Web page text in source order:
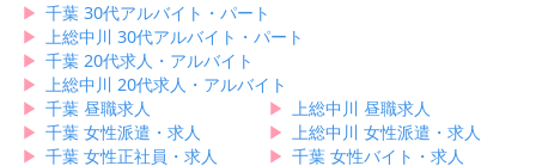
▶︎ 千葉 30代アルバイト・パート
▶︎ 上総中川 30代アルバイト・パート
▶︎ 千葉 20代求人・アルバイト
▶︎ 上総中川 20代求人・アルバイト
▶︎ 千葉 昼職求人 ▶︎ 上総中川 昼職求人
▶︎ 千葉 女性派遣・求人 ▶︎ 上総中川 女性派遣・求人
▶︎ 千葉 女性正社員・求人 ▶︎ 千葉 女性バイト・求人